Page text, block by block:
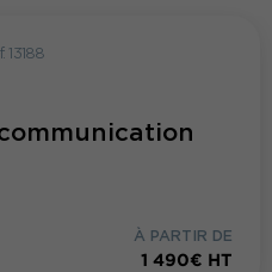
13188
À PARTIR DE
1 490€ HT